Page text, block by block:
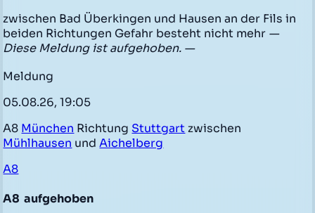
zwischen Bad Überkingen und Hausen an der Fils in
beiden Richtungen Gefahr besteht nicht mehr —
Diese Meldung ist aufgehoben. —
Meldung
05.08.26, 19:05
A8 München Richtung Stuttgart zwischen
Mühlhausen undAichelberg
A8
A8 aufgehoben